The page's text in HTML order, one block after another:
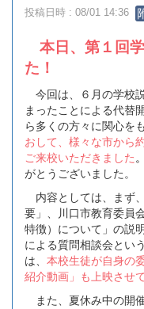
投稿日時 : 08/01 14:36
本日、第１回
た！
今回は、６月の学校
まったことによる代替
ら多くの方々に関心を
おして、様々な市から
ご来校いただきました。
がとうございました。
内容としては、まず
要」、川口市教育委員
特徴）について」の説
による質問相談会とい
は、 本校生徒が自身の
紹介動画」も上映させ
また、夏休み中の開